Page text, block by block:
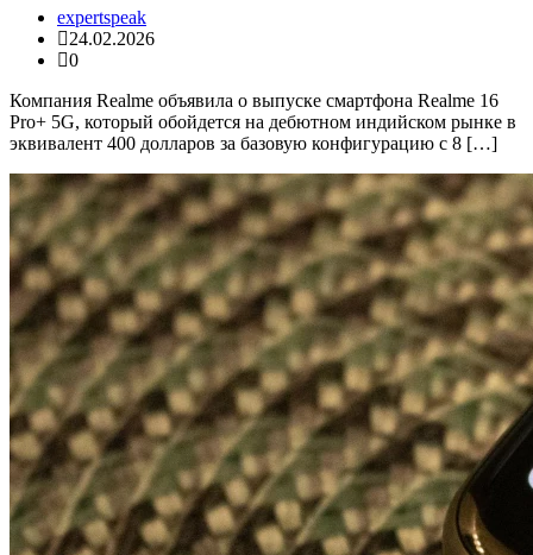
expertspeak
24.02.2026
0
Компания Realme объявила о выпуске смартфона Realme 16
Pro+ 5G, который обойдется на дебютном индийском рынке в
эквивалент 400 долларов за базовую конфигурацию с 8 […]